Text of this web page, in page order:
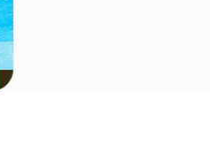
דלית אל כרמל, חיפה וחוף הכרמל